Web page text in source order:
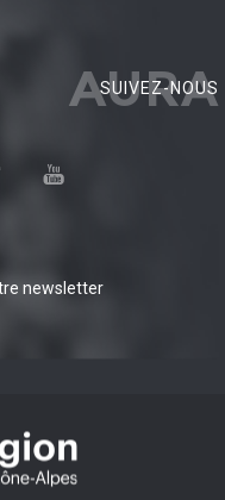
AURA
SUIVEZ-NOUS
newsletter